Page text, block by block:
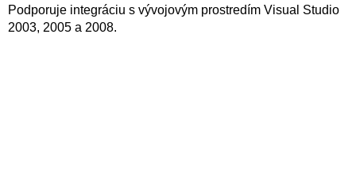
Podporuje integráciu s vývojovým prostredím Visual Studio
2003, 2005 a 2008.